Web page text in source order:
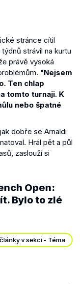
stránce cítil
strávil na kurtu
právě vysoká
"Nejsem
Ten chlap
tomto turnaji. K
nebo špatné
dobře se Arnaldi
Hrál pět a půl
zaslouží si
Open:
Bylo to zlé
v sekci - Téma